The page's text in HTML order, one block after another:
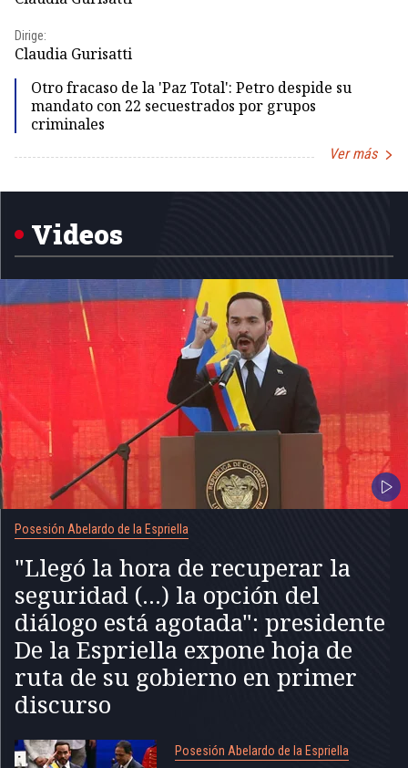
Dirige:
Claudia Gurisatti
Otro fracaso de la 'Paz Total': Petro despide su
mandato con 22 secuestrados por grupos
criminales
Ver más
Videos
Posesión Abelardo de la Espriella
"Llegó la hora de recuperar la
seguridad (...) la opción del
diálogo está agotada": presidente
De la Espriella expone hoja de
ruta de su gobierno en primer
discurso
Posesión Abelardo de la Espriella